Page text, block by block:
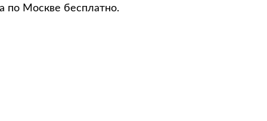
по Москве бесплатно.